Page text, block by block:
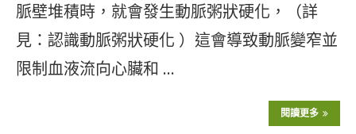
脈壁堆積時，就會發生動脈粥狀硬化，（詳
見：認識動脈粥狀硬化 ）這會導致動脈變窄並
限制血液流向心臟和 …
閱讀更多